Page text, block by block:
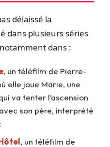
délaissé la
dans plusieurs séries
dans :
, un téléfilm de Pierre-
elle joue Marie, une
va tenter l’ascension
son père, interprété
, un téléfilm de